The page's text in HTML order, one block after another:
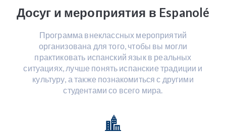
Досуг и мероприятия в Espanolé
Программа внеклассных мероприятий
организована для того, чтобы вы могли
практиковать испанский язык в реальных
ситуациях, лучше понять испанские традиции и
культуру, а также познакомиться с другими
студентами со всего мира.